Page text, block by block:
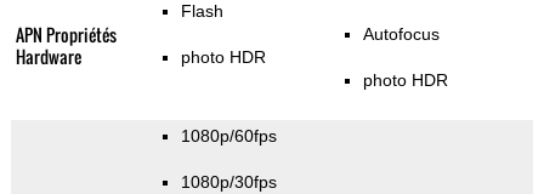
APN Propriétés
Hardware
Flash
photo HDR
Autofocus
photo HDR
1080p/60fps
1080p/30fps